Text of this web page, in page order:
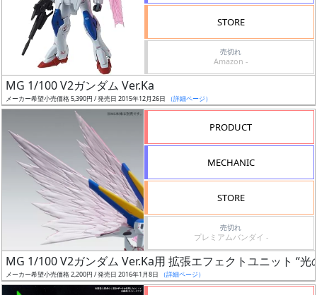
グ
レ
ド
ル
STORE
売切れ
Amazon -
MG 1/100 V2ガンダム Ver.Ka
メーカー希望小売価格 5,390円 / 発売日 2015年12月26日 （詳細ページ）
PRODUCT
MECHANIC
STORE
売切れ
プレミアムバンダイ -
MG 1/100 V2ガンダム Ver.Ka用 拡張エフェクトユニット “光
メーカー希望小売価格 2,200円 / 発売日 2016年1月8日 （詳細ページ）